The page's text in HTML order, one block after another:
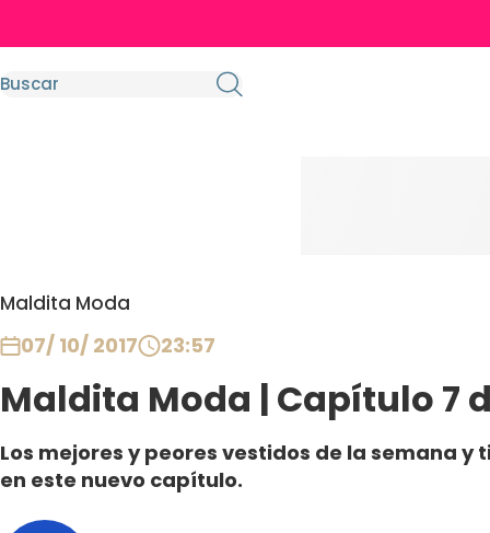
Maldita Moda
07/ 10/ 2017 23:57
Maldita Moda | Capítulo 7
Los mejores y peores vestidos de la semana y
en este nuevo capítulo.